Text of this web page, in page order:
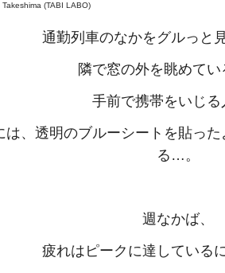
Takeshima (TABI LABO)
通勤列車のなかをグルっと
隣で窓の外を眺めてい
手前で携帯をいじる
は、透明のブルーシートを貼っ
る…。
週なかば、
疲れはピークに達している